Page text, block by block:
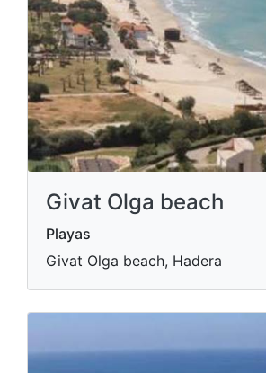
Givat Olga beach
Playas
Givat Olga beach, Hadera